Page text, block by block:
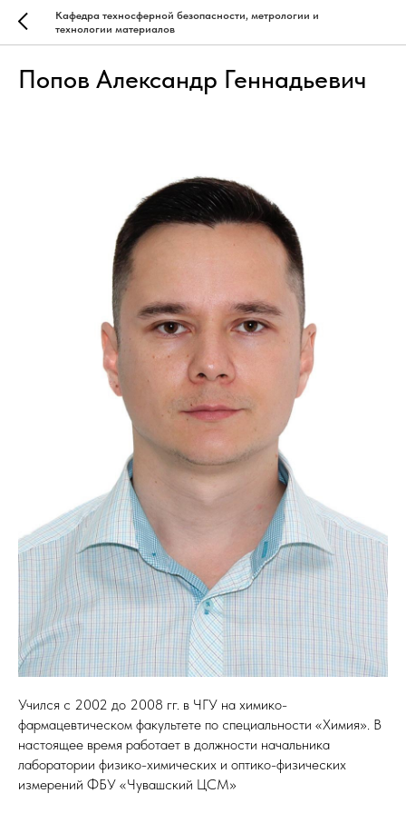
Кафедра техносферной безопасности, метрологии и
технологии материалов
Попов Александр Геннадьевич
Учился с 2002 до 2008 гг. в ЧГУ на химико-
фармацевтическом факультете по специальности «Химия». В
настоящее время работает в должности начальника
лаборатории физико-химических и оптико-физических
измерений ФБУ «Чувашский ЦСМ»